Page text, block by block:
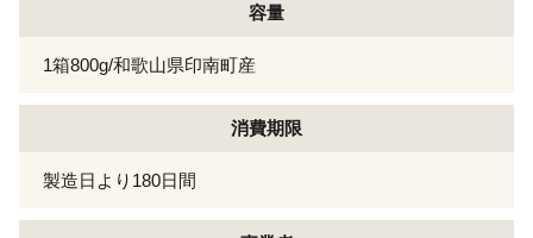
容量
1箱800g/和歌山県印南町産
消費期限
製造日より180日間